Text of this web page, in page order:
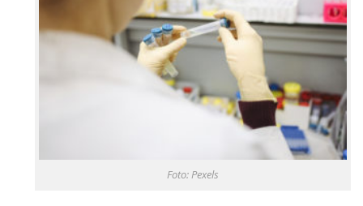
Foto: Pexels